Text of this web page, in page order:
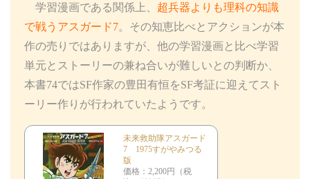
学習漫画である関係上、 超兵器よりも理科の知識
で戦うアスガード7。その知恵比べとアクションが本
作の売りではありますが、他の学習漫画と比べ学習
単元とストーリーの兼ね合いが難しいとの判断か、
本書74ではSF作家の豊田有恒をSF考証に迎えてスト
ーリー作りが行われていたようです。
未来救助隊アスガード
7 1975すがやみつる
版
価格：2,200円（税